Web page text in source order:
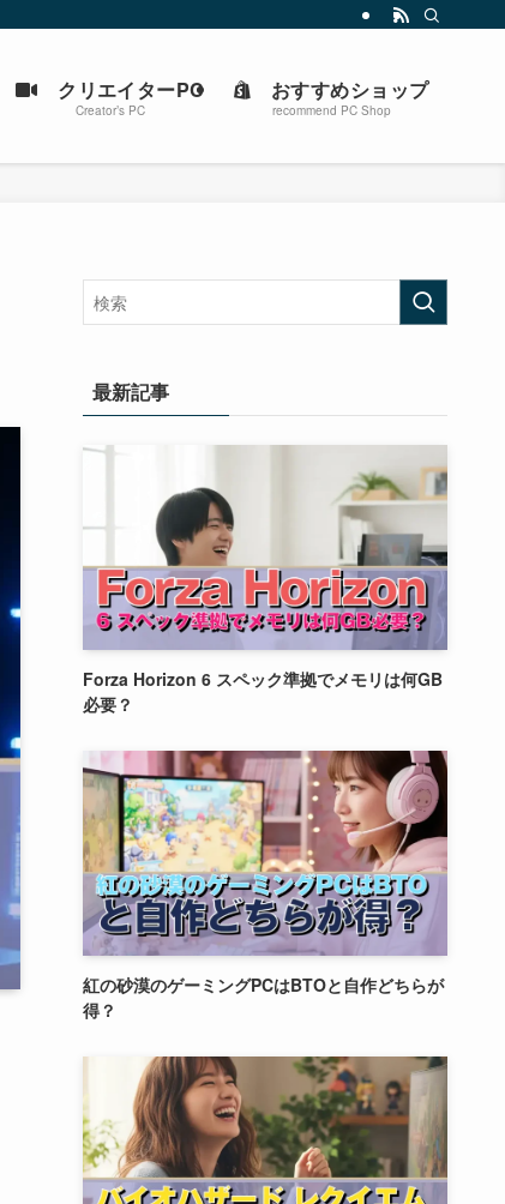
クリエイターPC
Creator’s PC
おすすめショップ
recommend PC Shop
最新記事
Forza Horizon 6 スペック準拠でメモリは何GB
必要？
紅の砂漠のゲーミングPCはBTOと自作どちらが
得？